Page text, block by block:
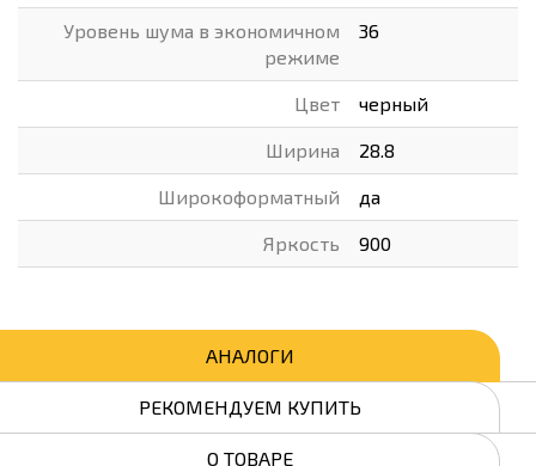
Уровень шума в экономичном
режиме
36
Цвет черный
Ширина 28.8
Широкоформатный да
Яркость 900
АНАЛОГИ
РЕКОМЕНДУЕМ КУПИТЬ
О ТОВАРЕ